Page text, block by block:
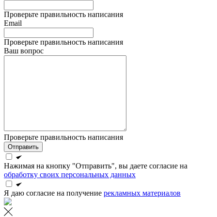
Проверьте правильность написания
Email
Проверьте правильность написания
Ваш вопрос
Проверьте правильность написания
Отправить
Нажимая на кнопку "Отправить", вы даете согласие на
обработку своих персональных данных
Я даю согласие на получение рекламных материалов